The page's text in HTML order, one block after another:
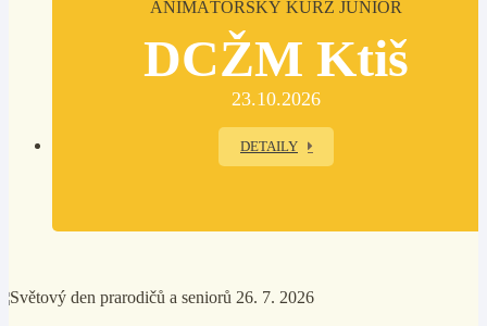
ANIMÁTORSKÝ KURZ JUNIOR
DCŽM Ktiš
23.10.2026
DETAILY